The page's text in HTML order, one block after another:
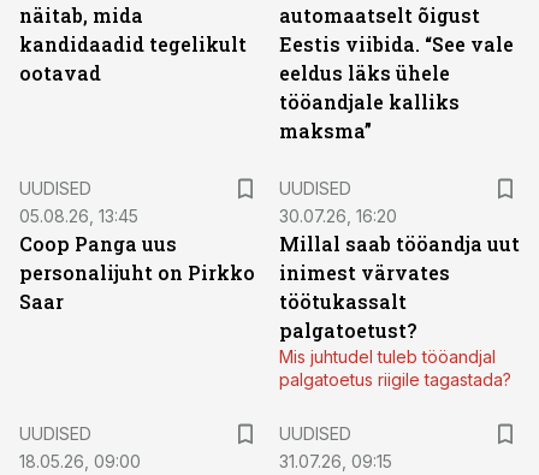
näitab, mida
kandidaadid tegelikult
ootavad
automaatselt õigust
Eestis viibida. “See vale
eeldus läks ühele
tööandjale kalliks
maksma”
UUDISED
05.08.26, 13:45
Coop Panga uus
personalijuht on Pirkko
Saar
UUDISED
30.07.26, 16:20
Millal saab tööandja uut
inimest värvates
töötukassalt
palgatoetust?
Mis juhtudel tuleb tööandjal
palgatoetus riigile tagastada?
UUDISED
18.05.26, 09:00
UUDISED
31.07.26, 09:15